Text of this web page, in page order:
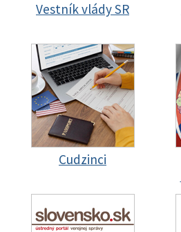
Vestník vlády SR
Cudzinci